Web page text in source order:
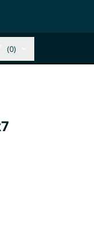
(0)